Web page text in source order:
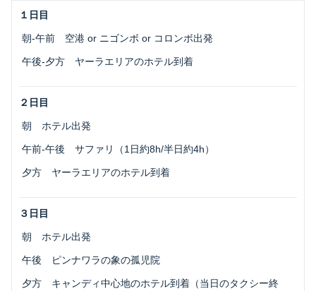
１日目
朝-午前 空港 or ニゴンボ or コロンボ出発
午後-夕方 ヤーラエリアのホテル到着
２日目
朝 ホテル出発
午前-午後 サファリ（1日約8h/半日約4h）
夕方 ヤーラエリアのホテル到着
３日目
朝 ホテル出発
午後 ピンナワラの象の孤児院